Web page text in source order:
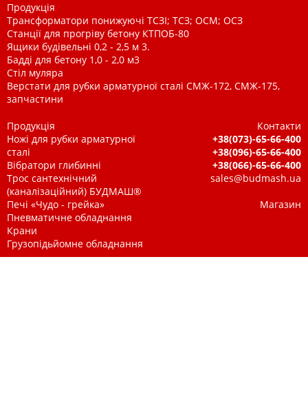
Продукція
Трансформатори понижуючі ТСЗІ; ТСЗ; ОСМ; ОСЗ
Станції для прогріву бетону КТПОБ-80
Ящики будівельні 0,2 - 2,5 м 3.
Бадді для бетону 1,0 - 2,0 м3
Стіл муляра
Верстати для рубки арматурної сталі СМЖ-172, СМЖ-175,
запчастини
Продукція
Ножі для рубки арматурної
сталі
Вібратори глибинні
Трос сантехнічний
(каналізаційний) БУДМАШ®
Печі «Чудо - грейка»
Пневматичне обладнання
Крани
Грузопідьйомне обладнання
Контакти
+38(073)-65-66-400
+38(096)-65-66-400
+38(066)-65-66-400
sales@budmash.ua
Магазин